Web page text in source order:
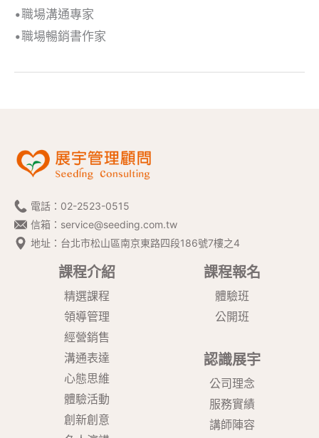
•職場溝通專家
•職場暢銷書作家
電話： 02-2523-0515
信箱： service@seeding.com.tw
地址：台北市松山區南京東路四段186號7樓之4
課程介紹
精選課程
領導管理
經營銷售
溝通表達
心態思維
體驗活動
創新創意
課程報名
體驗班
公開班
認識展宇
公司理念
服務實績
講師陣容